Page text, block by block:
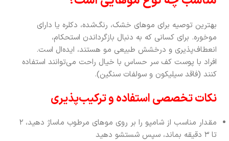
بهترین توصیه برای موهای خشک، رنگ‌شده، دکلره یا دارای
موخوره. برای کسانی که به دنبال بازگرداندن استحکام،
انعطاف‌پذیری و درخشش طبیعی مو هستند، ایده‌ال است.
افراد با پوست کف سر حساس با خیال راحت می‌توانند استفاده
کنند (فاقد سیلیکون و سولفات سنگین).
نکات تخصصی استفاده و ترکیب‌پذیری
مقدار مناسب از شامپو را بر روی موهای مرطوب ماساژ دهید، ۲
تا ۳ دقیقه بماند، سپس شستشو دهید